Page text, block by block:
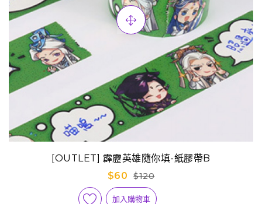
[OUTLET] 霹靂英雄隨你填-紙膠帶B
$60
$120
加入購物車